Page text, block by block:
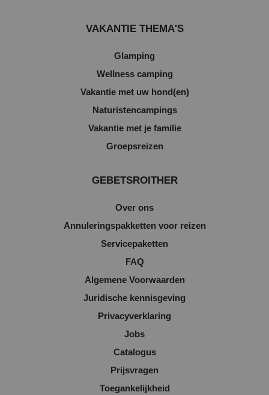
VAKANTIE THEMA'S
Glamping
Wellness camping
Vakantie met uw hond(en)
Naturistencampings
Vakantie met je familie
Groepsreizen
GEBETSROITHER
Over ons
Annuleringspakketten voor reizen
Servicepaketten
FAQ
Algemene Voorwaarden
Juridische kennisgeving
Privacyverklaring
Jobs
Catalogus
Prijsvragen
Toegankelijkheid